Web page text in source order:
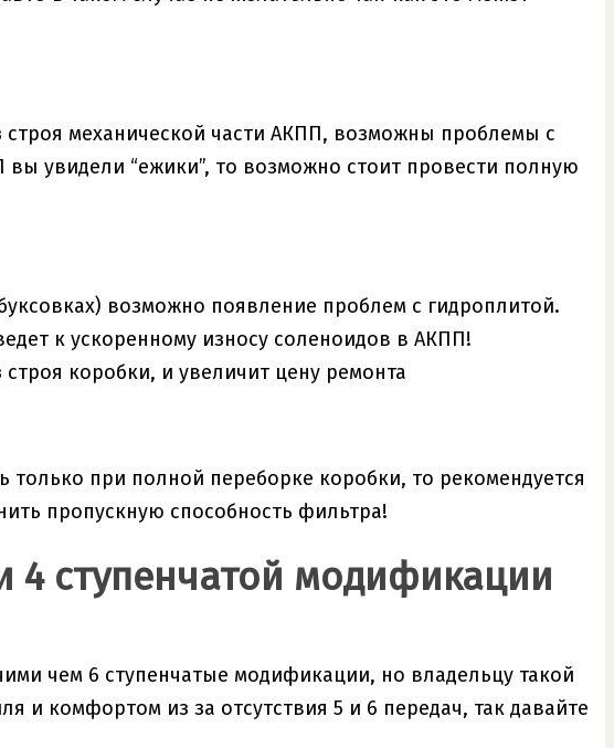
механической части АКПП, возможны проблемы с
увидели “ежики”, то возможно стоит провести полную
возможно появление проблем с гидроплитой.
к ускоренному износу соленоидов в АКПП!
коробки, и увеличит цену ремонта
при полной переборке коробки, то рекомендуется
пропускную способность фильтра!
ступенчатой модификации
чем 6 ступенчатые модификации, но владельцу такой
и комфортом из за отсутствия 5 и 6 передач, так давайте